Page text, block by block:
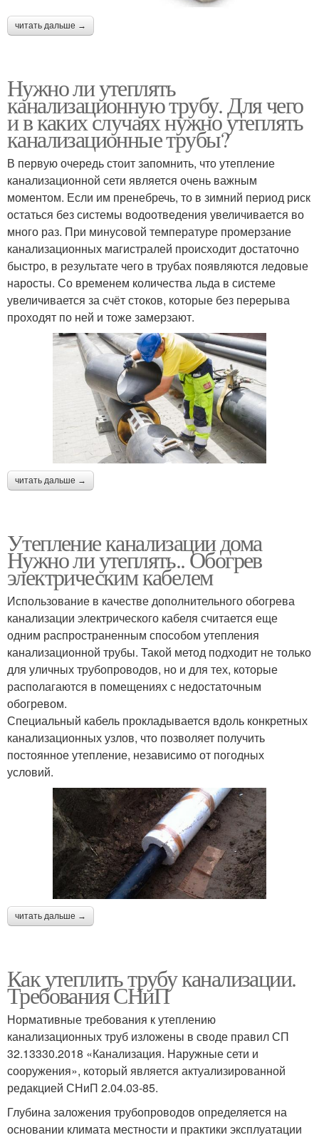
читать дальше →
Нужно ли утеплять
канализационную трубу. Для чего
и в каких случаях нужно утеплять
канализационные трубы?
В первую очередь стоит запомнить, что утепление
канализационной сети является очень важным
моментом. Если им пренебречь, то в зимний период риск
остаться без системы водоотведения увеличивается во
много раз. При минусовой температуре промерзание
канализационных магистралей происходит достаточно
быстро, в результате чего в трубах появляются ледовые
наросты. Со временем количества льда в системе
увеличивается за счёт стоков, которые без перерыва
проходят по ней и тоже замерзают.
читать дальше →
Утепление канализации дома
Нужно ли утеплять.. Обогрев
электрическим кабелем
Использование в качестве дополнительного обогрева
канализации электрического кабеля считается еще
одним распространенным способом утепления
канализационной трубы. Такой метод подходит не только
для уличных трубопроводов, но и для тех, которые
располагаются в помещениях с недостаточным
обогревом.
Специальный кабель прокладывается вдоль конкретных
канализационных узлов, что позволяет получить
постоянное утепление, независимо от погодных
условий.
читать дальше →
Как утеплить трубу канализации.
Требования СНиП
Нормативные требования к утеплению
канализационных труб изложены в своде правил СП
32.13330.2018 «Канализация. Наружные сети и
сооружения», который является актуализированной
редакцией СНиП 2.04.03-85.
Глубина заложения трубопроводов определяется на
основании климата местности и практики эксплуатации